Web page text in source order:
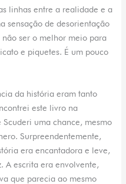
linhas entre a realidade e a
sensação de desorientação
ser o melhor meio para
e piquetes. É um pouco
da história eram tanto
este livro na
uma chance, mesmo
Surpreendentemente,
era encantadora e leve,
A escrita era envolvente,
que parecia ao mesmo